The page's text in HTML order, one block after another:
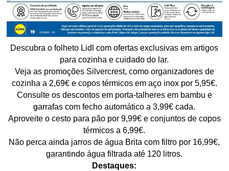
Descubra o folheto Lidl com ofertas exclusivas em artigos
para cozinha e cuidado do lar.
Veja as promoções Silvercrest, como organizadores de
cozinha a 2,69€ e copos térmicos em aço inox por 5,95€.
Consulte os descontos em porta-talheres em bambu e
garrafas com fecho automático a 3,99€ cada.
Aproveite o cesto para pão por 9,99€ e conjuntos de copos
térmicos a 6,99€.
Não perca ainda jarros de água Brita com filtro por 16,99€,
garantindo água filtrada até 120 litros.
Destaques: